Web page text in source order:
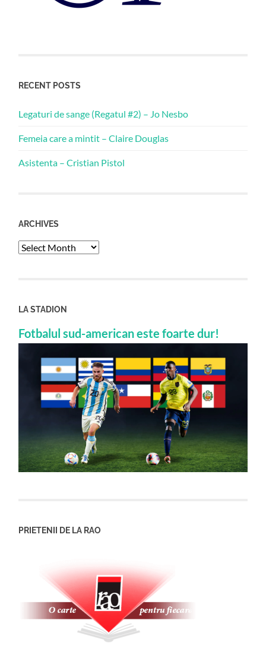
RECENT POSTS
Legaturi de sange (Regatul #2) – Jo Nesbo
Femeia care a mintit – Claire Douglas
Asistenta – Cristian Pistol
ARCHIVES
Archives
LA STADION
Fotbalul sud-american este foarte dur!
PRIETENII DE LA RAO